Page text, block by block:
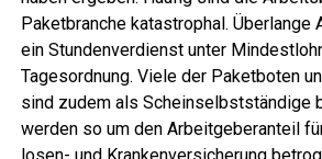
Paket­bran­che kata­stro­phal. Über­lan­ge
ein Stun­den­ver­dienst unter
Tages­ord­nung. Vie­le der Paket­bo­ten
sind zudem als Schein­selbst­stän­di­ge
wer­den so um den Arbeit­ge­ber­an­teil